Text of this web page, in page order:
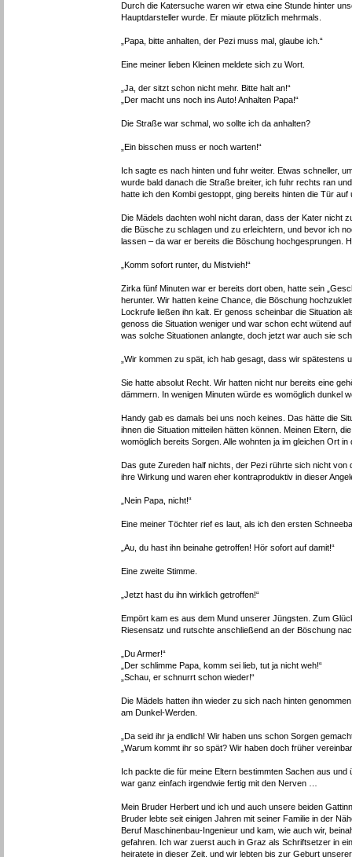
Durch die Katersuche waren wir etwa eine Stunde hinter
Hauptdarsteller wurde. Er miaute plötzlich mehrmals.
„Papa, bitte anhalten, der Pezi muss mal, glaube ich.“
Eine meiner lieben Kleinen meldete sich zu Wort.
„Ja, der sitzt schon nicht mehr. Bitte halt an!“
„Der macht uns noch ins Auto! Anhalten Papa!“
Die Straße war schmal, wo sollte ich da anhalten?
„Ein bisschen muss er noch warten!“
Ich sagte es nach hinten und fuhr weiter. Etwas schneller,
wurde bald danach die Straße breiter, ich fuhr rechts ran
hatte ich den Kombi gestoppt, ging bereits hinten die Tür
Die Mädels dachten wohl nicht daran, dass der Kater nicht
die Büsche zu schlagen und zu erleichtern, und bevor ich
lassen – da war er bereits die Böschung hochgesprungen.
„Komm sofort runter, du Mistvieh!“
Zirka fünf Minuten war er bereits dort oben, hatte sein
herunter. Wir hatten keine Chance, die Böschung
Lockrufe ließen ihn kalt. Er genoss scheinbar die Situation
genoss die Situation weniger und war schon echt wütend
was solche Situationen anlangte, doch jetzt war auch sie
„Wir kommen zu spät, ich hab gesagt, dass wir
Sie hatte absolut Recht. Wir hatten nicht nur bereits eine
dämmern. In wenigen Minuten würde es womöglich dunkel
Handy gab es damals bei uns noch keines. Das hätte die
ihnen die Situation mitteilen hätten können. Meinen Eltern,
womöglich bereits Sorgen. Alle wohnten ja im gleichen Ort
Das gute Zureden half nichts, der Pezi rührte sich nicht
ihre Wirkung und waren eher kontraproduktiv in dieser
„Nein Papa, nicht!“
Eine meiner Töchter rief es laut, als ich den ersten
„Au, du hast ihn beinahe getroffen! Hör sofort auf damit!“
Eine zweite Stimme.
„Jetzt hast du ihn wirklich getroffen!“
Empört kam es aus dem Mund unserer Jüngsten. Zum
Riesensatz und rutschte anschließend an der Böschung
„Du Armer!“
„Der schlimme Papa, komm sei lieb, tut ja nicht weh!“
„Schau, er schnurrt schon wieder!“
Die Mädels hatten ihn wieder zu sich nach hinten
am Dunkel-Werden.
„Da seid ihr ja endlich! Wir haben uns schon Sorgen
„Warum kommt ihr so spät? Wir haben doch früher
Ich packte die für meine Eltern bestimmten Sachen aus
war ganz einfach irgendwie fertig mit den Nerven …
Mein Bruder Herbert und ich und auch unsere beiden
Bruder lebte seit einigen Jahren mit seiner Familie in der
Beruf Maschinenbau-Ingenieur und kam, wie auch wir,
gefahren. Ich war zuerst auch in Graz als Schriftsetzer in
heiratete in dieser Zeit, und wir lebten bis zur Geburt